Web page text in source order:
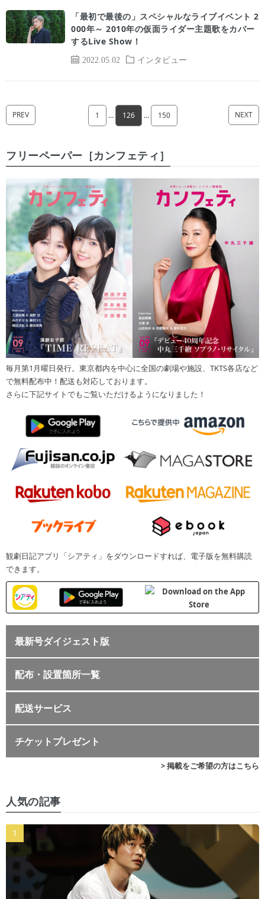
2022.05.02 インタビュー
「最初で最後の」スペシャルなライブイベント 2
000年～ 2010年の仮面ライダー主題歌をカバー
するLive Show！
PREV 1 … 126 … 150 NEXT
フリーペーパー［カンフェティ］
毎月第1月曜日発行。東京都内を中心に全国の劇場や施設、TKTS各店など
で無料配布中！配送も対応しております。
さらに下記サイトでもご覧いただけるようになりました！
観劇日記アプリ「シアティ」をダウンロードすれば、電子版を無料購読
できます。
最新号ダイジェスト版
配布・設置箇所一覧
配送サービス
チケットプレゼント
> 掲載をご希望の方はこちら
人気の記事